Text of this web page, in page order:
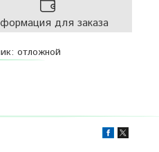
для заказа
отложной